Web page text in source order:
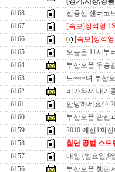
6168
전웅선 센터코
6167
[속보]정석영
6166
[속보]정석
6165
오늘은 11시부
6164
부산오픈 우승
6163
드~~~뎌 부산
6162
비가와서 대기
6161
안녕하세요^^
6160
부산오픈 관전
6159
2010 예선1회
6158
첨단 공법 스트
6157
내일 (일요일,9
6156 부산오픈 챌린